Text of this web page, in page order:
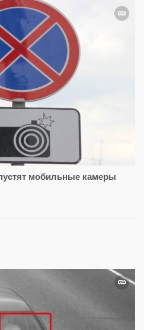
мобильные камеры